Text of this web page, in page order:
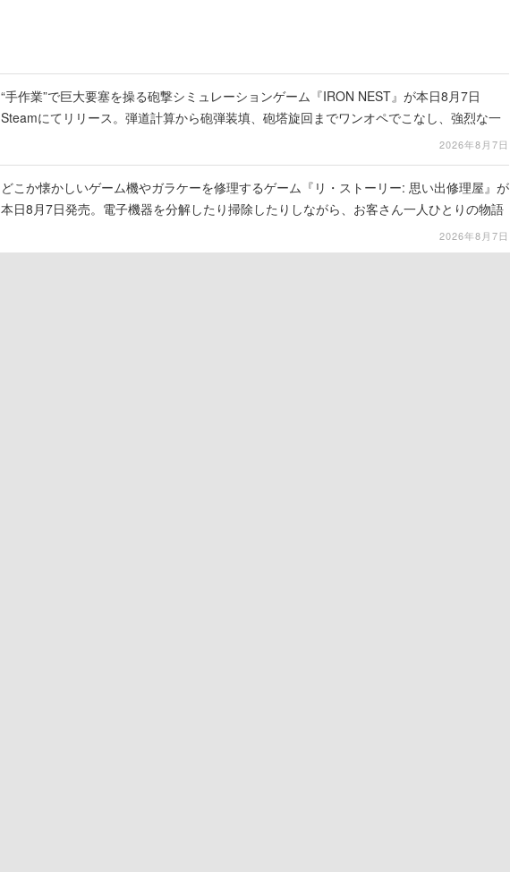
“手作業”で巨大要塞を操る砲撃シミュレーションゲーム『IRON NEST』が本日8月7日
Steamにてリリース。弾道計算から砲弾装填、砲塔旋回までワンオペでこなし、強烈な一
2026年8月7日
どこか懐かしいゲーム機やガラケーを修理するゲーム『リ・ストーリー: 思い出修理屋』が
本日8月7日発売。電子機器を分解したり掃除したりしながら、お客さん一人ひとりの物語
2026年8月7日